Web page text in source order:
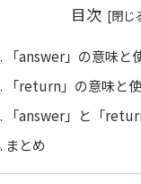
目次
「answer」の意味と
「return」の意味と
「answer」と「
まとめ